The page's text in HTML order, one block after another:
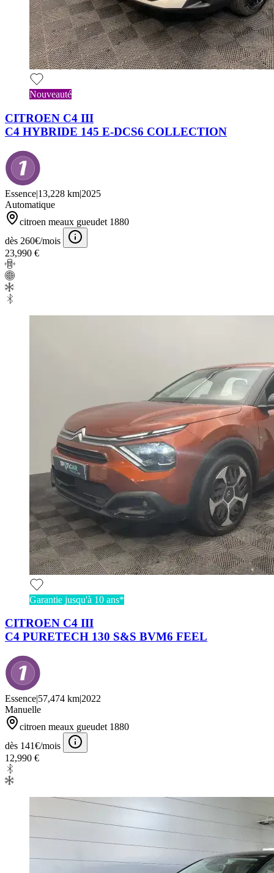
Nouveauté
CITROEN C4 III
C4 HYBRIDE 145 E-DCS6 COLLECTION
Essence|13,228 km|2025
Automatique
citroen meaux gueudet 1880
dès 260€/mois
23,990 €
Garantie jusqu'à 10 ans*
CITROEN C4 III
C4 PURETECH 130 S&S BVM6 FEEL
Essence|57,474 km|2022
Manuelle
citroen meaux gueudet 1880
dès 141€/mois
12,990 €